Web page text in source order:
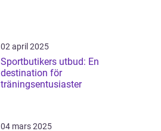
02 april 2025
Sportbutikers utbud: En
destination för
träningsentusiaster
04 mars 2025